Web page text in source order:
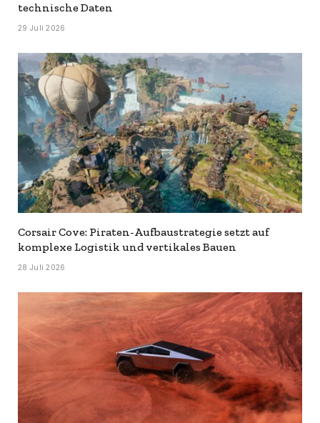
technische Daten
29 Juli 2026
Corsair Cove: Piraten-Aufbaustrategie setzt auf
komplexe Logistik und vertikales Bauen
28 Juli 2026